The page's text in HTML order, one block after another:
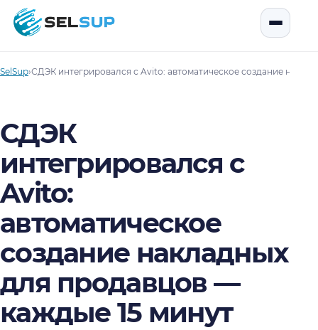
SelSup
SelSup›СДЭК интегрировался с Avito: автоматическое создание
СДЭК
интегрировался с
Avito:
автоматическое
создание накладных
для продавцов —
каждые 15 минут